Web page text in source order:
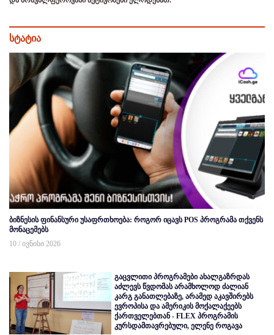
სტატია
ბიზნესის ფინანსური უსაფრთხოება: როგორ იცავს POS პროგრამა თქვენს
მონაცემებს
10 / ივნისი 2026
გაცვლითი პროგრამები ახალგაზრდას
აძლევს წვდომას არამხოლოდ ძალიან
კარგ განათლებაზე, არამედ აკავშირებს
ევროპისა და ამერიკის მოქალაქეებს
ქართველებთან - FLEX პროგრამის
კურსდამთავრებული, ელენე როგავა